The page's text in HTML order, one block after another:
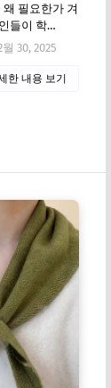
필요한가 겨
들이 학…
월 30, 2025
한 내용 보기